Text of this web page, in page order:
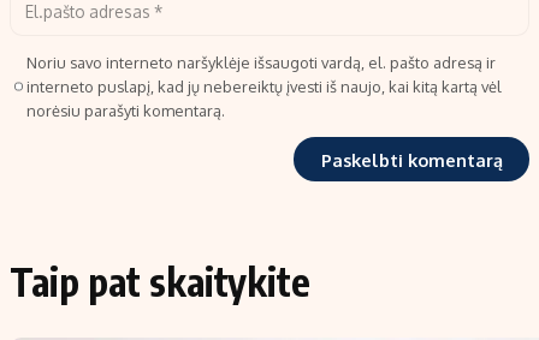
Noriu savo interneto naršyklėje išsaugoti vardą, el. pašto adresą ir
interneto puslapį, kad jų nebereiktų įvesti iš naujo, kai kitą kartą vėl
norėsiu parašyti komentarą.
Taip pat skaitykite